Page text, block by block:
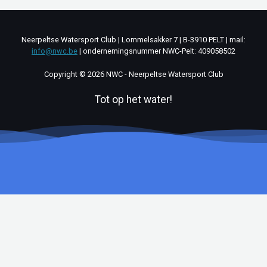
Neerpeltse Watersport Club | Lommelsakker 7 | B-3910 PELT | mail:
info@nwc.be | ondernemingsnummer NWC-Pelt: 409058502
Copyright © 2026 NWC - Neerpeltse Watersport Club
Tot op het water!